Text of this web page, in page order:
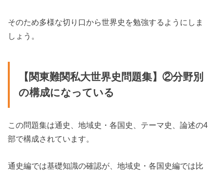
そのため多様な切り口から世界史を勉強するようにしま
しょう。
【関東難関私大世界史問題集】②分野別
の構成になっている
この問題集は通史、地域史・各国史、テーマ史、論述の4
部で構成されています。
通史編では基礎知識の確認が、地域史・各国史編では比